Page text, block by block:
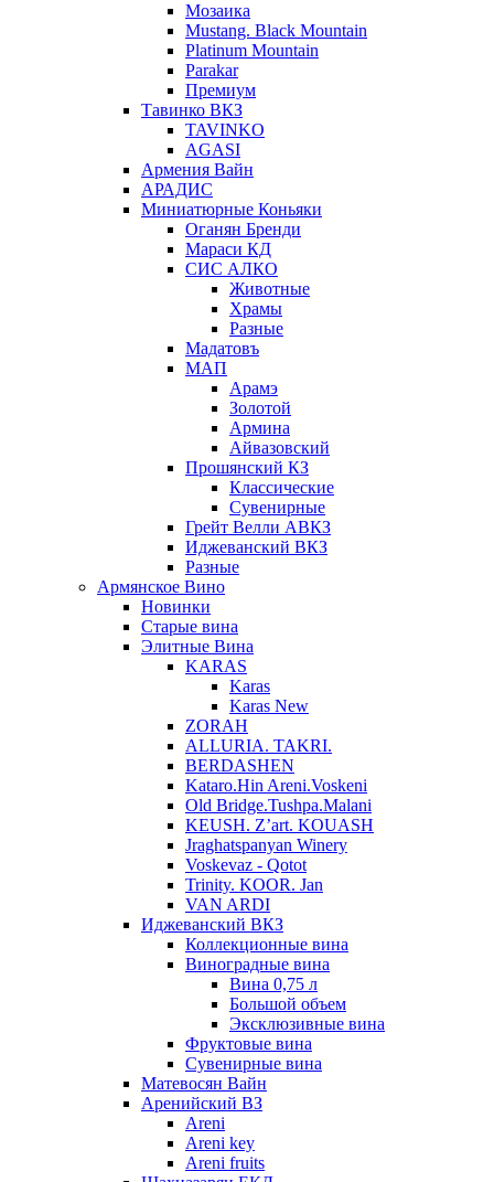
Мозаика
Mustang. Black Mountain
Platinum Mountain
Parakar
Премиум
Тавинко ВКЗ
TAVINKO
AGASI
Армения Вайн
АРАДИС
Миниатюрные Коньяки
Оганян Бренди
Мараси КД
СИС АЛКО
Животные
Храмы
Разные
Мадатовъ
МАП
Арамэ
Золотой
Армина
Айвазовский
Прошянский КЗ
Классические
Сувенирные
Грейт Велли АВКЗ
Иджеванский ВКЗ
Разные
Армянское Вино
Новинки
Старые вина
Элитные Вина
KARAS
Karas
Karas New
ZORAH
ALLURIA. TAKRI.
BERDASHEN
Kataro.Hin Areni.Voskeni
Old Bridge.Tushpa.Malani
KEUSH. Z’art. KOUASH
Jraghatspanyan Winery
Voskevaz - Qotot
Trinity. KOOR. Jan
VAN ARDI
Иджеванский ВКЗ
Коллекционные вина
Виноградные вина
Вина 0,75 л
Большой объем
Эксклюзивные вина
Фруктовые вина
Cувенирные вина
Матевосян Вайн
Аренийский ВЗ
Areni
Areni key
Areni fruits